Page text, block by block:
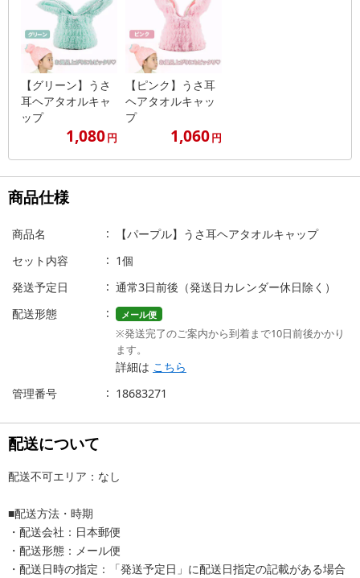
【グリーン】うさ
耳ヘアタオルキャ
ップ
1,080円
【ピンク】うさ耳
ヘアタオルキャッ
プ
1,060円
商品仕様
商品名
【パープル】うさ耳ヘアタオルキャップ
セット内容
1個
発送予定日
通常3日前後（発送日カレンダー休日除く）
配送形態
メール便
※発送完了のご案内から到着まで10日前後かかり
ます。
詳細は こちら
管理番号
18683271
配送について
配送不可エリア：なし
■配送方法・時期
・配送会社：日本郵便
・配送形態：メール便
・配送日時の指定：「発送予定日」に配送日指定の記載がある場合